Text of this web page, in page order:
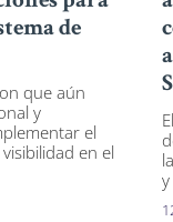
de
que aún
y
el
en el